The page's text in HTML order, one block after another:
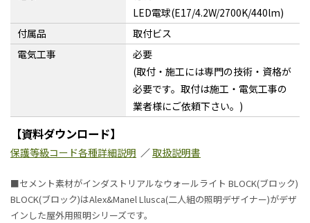
LED電球(E17/4.2W/2700K/440lm)
付属品
取付ビス
電気工事
必要
(取付・施工には専門の技術・資格が
必要です。取付は施工・電気工事の
業者様にご依頼下さい。)
【資料ダウンロード】
保護等級コード各種詳細説明 ／取扱説明書
■セメント素材がインダストリアルなウォールライト BLOCK(ブロック)
BLOCK(ブロック)はAlex&Manel Llusca(二人組の照明デザイナー)がデザ
インした屋外用照明シリーズです。